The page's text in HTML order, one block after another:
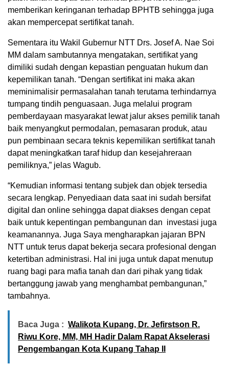
memberikan keringanan terhadap BPHTB sehingga juga
akan mempercepat sertifikat tanah.
Sementara itu Wakil Gubernur NTT Drs. Josef A. Nae Soi
MM dalam sambutannya mengatakan, sertifikat yang
dimiliki sudah dengan kepastian penguatan hukum dan
kepemilikan tanah. “Dengan sertifikat ini maka akan
meminimalisir permasalahan tanah terutama terhindarnya
tumpang tindih penguasaan. Juga melalui program
pemberdayaan masyarakat lewat jalur akses pemilik tanah
baik menyangkut permodalan, pemasaran produk, atau
pun pembinaan secara teknis kepemilikan sertifikat tanah
dapat meningkatkan taraf hidup dan kesejahreraan
pemiliknya,” jelas Wagub.
“Kemudian informasi tentang subjek dan objek tersedia
secara lengkap. Penyediaan data saat ini sudah bersifat
digital dan online sehingga dapat diakses dengan cepat
baik untuk kepentingan pembangunan dan investasi juga
keamanannya. Juga Saya mengharapkan jajaran BPN
NTT untuk terus dapat bekerja secara profesional dengan
ketertiban administrasi. Hal ini juga untuk dapat menutup
ruang bagi para mafia tanah dan dari pihak yang tidak
bertanggung jawab yang menghambat pembangunan,”
tambahnya.
Baca Juga : Walikota Kupang, Dr. Jefirstson R.
Riwu Kore, MM, MH Hadir Dalam Rapat Akselerasi
Pengembangan Kota Kupang Tahap II